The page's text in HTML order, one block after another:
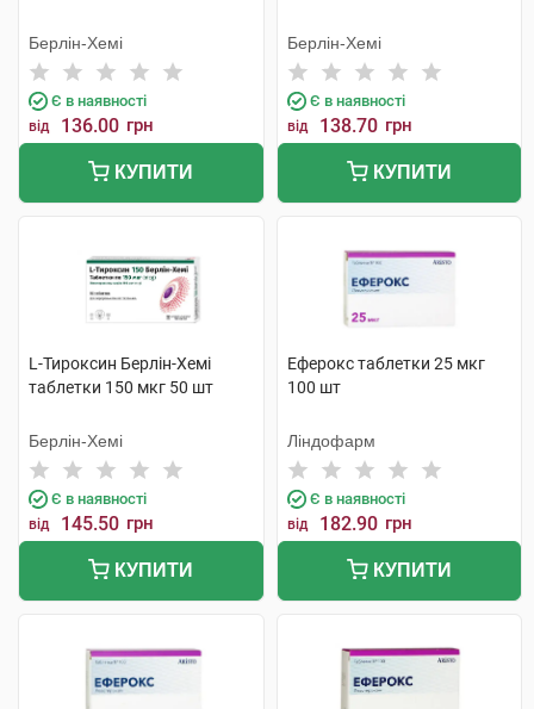
Берлін-Хемі
Є в наявності
від 136.00 грн
КУПИТИ
Берлін-Хемі
Є в наявності
від 138.70 грн
КУПИТИ
L-Тироксин Берлін-Хемі
таблетки 150 мкг 50 шт
Берлін-Хемі
Є в наявності
від 145.50 грн
КУПИТИ
Еферокс таблетки 25 мкг
100 шт
Ліндофарм
Є в наявності
від 182.90 грн
КУПИТИ